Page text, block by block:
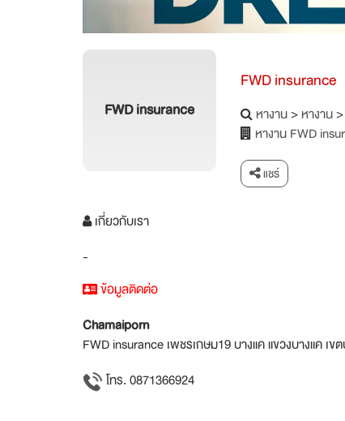
FWD insurance
FWD insurance
หางาน>หางาน>
หางาน FWD
แชร์
เกี่ยวกับเรา
-
ข้อมูลติดต่อ
Chamaiporn
FWD insurance เพชรเกษม19 บางแค แขวงบางแค เ
โทร. 0871366924